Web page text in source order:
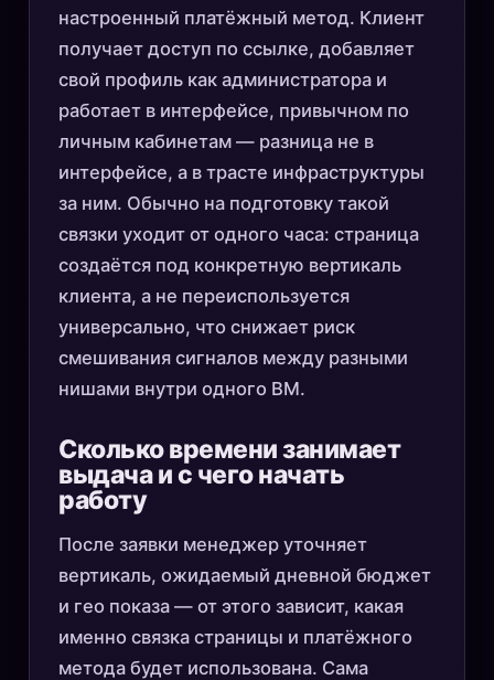
настроенный платёжный метод. Клиент
получает доступ по ссылке, добавляет
свой профиль как администратора и
работает в интерфейсе, привычном по
личным кабинетам — разница не в
интерфейсе, а в трасте инфраструктуры
за ним. Обычно на подготовку такой
связки уходит от одного часа: страница
создаётся под конкретную вертикаль
клиента, а не переиспользуется
универсально, что снижает риск
смешивания сигналов между разными
нишами внутри одного BM.
Сколько времени занимает
выдача и с чего начать
работу
После заявки менеджер уточняет
вертикаль, ожидаемый дневной бюджет
и гео показа — от этого зависит, какая
именно связка страницы и платёжного
метода будет использована. Сама